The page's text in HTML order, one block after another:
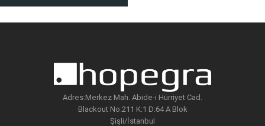
Adres:Merkez Mah. Abide-i Hürriyet Cad.
Blackout No:211 K:1 D:64 A Blok
Şişli/İstanbul